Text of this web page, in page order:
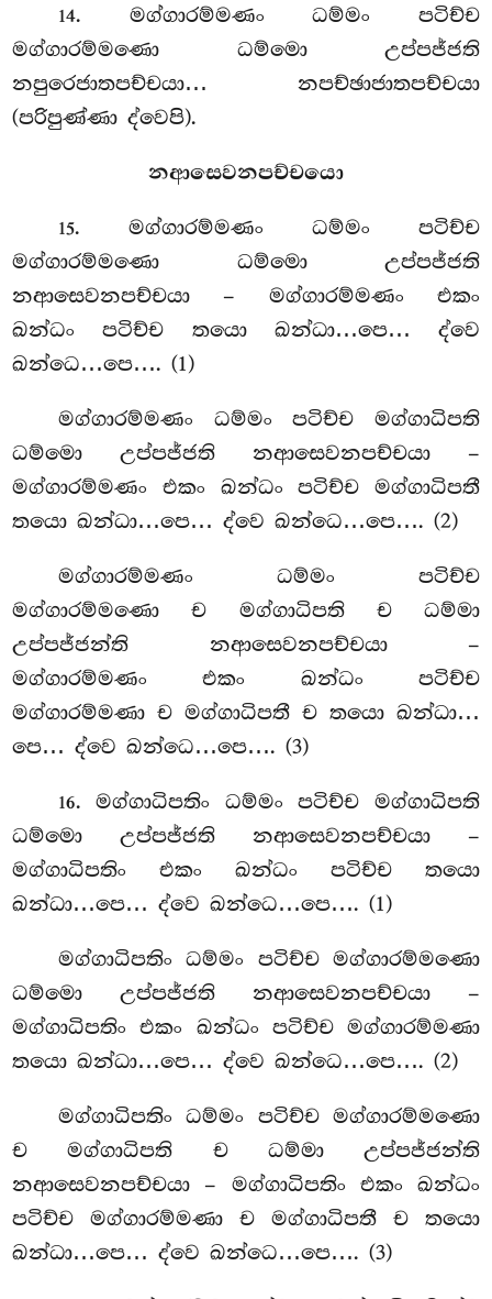
14. මග්ගාරම්මණංධම්මං පටිච්ච
මග්ගාරම්මණො ධම්මො උප්පජ්ජති
නපුරෙජාතපච්චයා… නපච්ඡාජාතපච්චයා
(පරිපුණ්ණා ද්වෙපි).
නආසෙවනපච්චයො
15. මග්ගාරම්මණං ධම්මං පටිච්ච
මග්ගාරම්මණො ධම්මො උප්පජ්ජති
නආසෙවනපච්චයා – මග්ගාරම්මණං එකං
ඛන්ධං පටිච්ච තයො ඛන්ධා…පෙ… ද්වෙ
ඛන්ධෙ…පෙ…. (1)
මග්ගාරම්මණං ධම්මං පටිච්ච මග්ගාධිපති
ධම්මො උප්පජ්ජති නආසෙවනපච්චයා –
මග්ගාරම්මණං එකං ඛන්ධං පටිච්ච මග්ගාධිපතී
තයො ඛන්ධා…පෙ… ද්වෙ ඛන්ධෙ…පෙ…. (2)
මග්ගාරම්මණං ධම්මං පටිච්ච
මග්ගාරම්මණො ච මග්ගාධිපති ච ධම්මා
උප්පජ්ජන්ති නආසෙවනපච්චයා –
මග්ගාරම්මණං එකං ඛන්ධං පටිච්ච
මග්ගාරම්මණා ච මග්ගාධිපතී ච තයො ඛන්ධා…
පෙ… ද්වෙ ඛන්ධෙ…පෙ…. (3)
16. මග්ගාධිපතිං ධම්මං පටිච්ච මග්ගාධිපති
ධම්මො උප්පජ්ජති නආසෙවනපච්චයා –
මග්ගාධිපතිං එකං ඛන්ධං පටිච්ච තයො
ඛන්ධා…පෙ… ද්වෙ ඛන්ධෙ…පෙ…. (1)
මග්ගාධිපතිං ධම්මං පටිච්ච මග්ගාරම්මණො
ධම්මො උප්පජ්ජති නආසෙවනපච්චයා –
මග්ගාධිපතිං එකං ඛන්ධං පටිච්ච මග්ගාරම්මණා
තයො ඛන්ධා…පෙ… ද්වෙ ඛන්ධෙ…පෙ…. (2)
මග්ගාධිපතිං ධම්මං පටිච්ච මග්ගාරම්මණො
ච මග්ගාධිපති ච ධම්මා උප්පජ්ජන්ති
නආසෙවනපච්චයා – මග්ගාධිපතිං එකං ඛන්ධං
පටිච්ච මග්ගාරම්මණා ච මග්ගාධිපතී ච තයො
ඛන්ධා…පෙ… ද්වෙ ඛන්ධෙ…පෙ…. (3)